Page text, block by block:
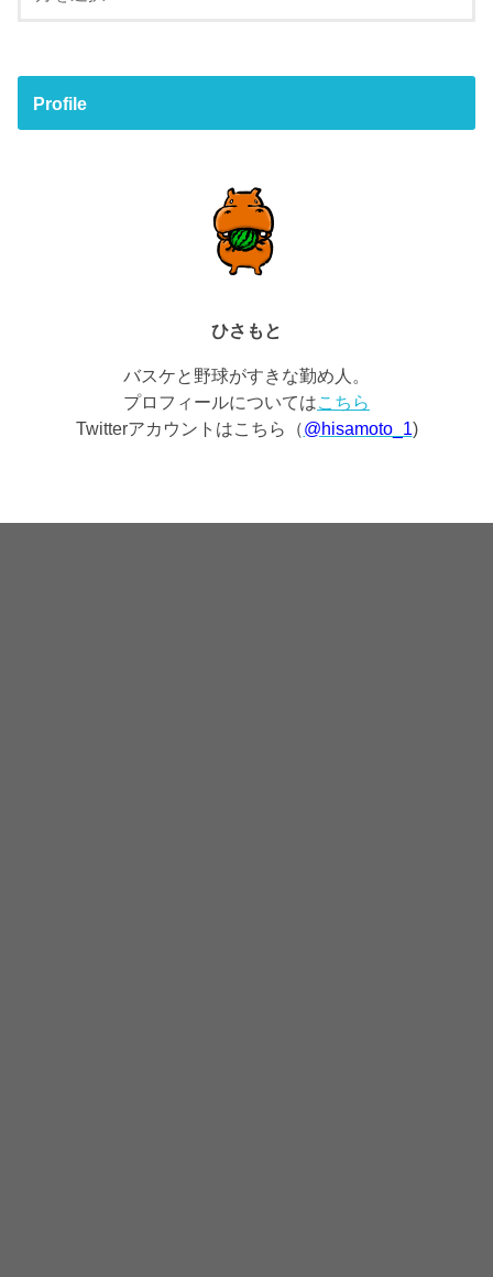
Profile
ひさもと
バスケと野球がすきな勤め人。
プロフィールについてはこちら
Twitterアカウントはこちら（@hisamoto_1)